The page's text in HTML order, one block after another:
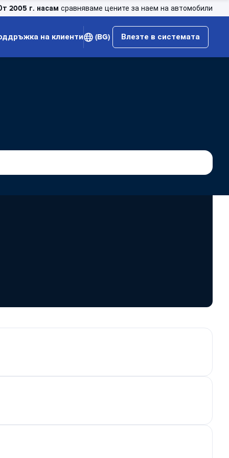
2005 г. насам сравняваме цените за наем на автомобили
на клиенти (BG) Влезте в системата